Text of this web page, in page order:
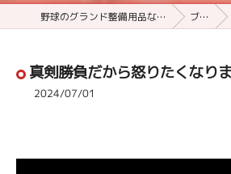
野球のグランド整備用品ならアラキスポーツ ブログ
真剣勝負だから怒りたくなり
2024/07/01